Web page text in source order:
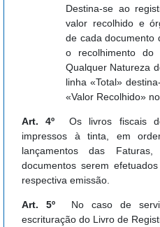
Destina-se ao
valor recolhido e
de cada documento
o recolhimento do
Qualquer Natureza
linha «Total»
«Valor Recolhido»
Art. 4º Os livros fiscais
impressos à tinta, em
lançamentos das
documentos serem
respectiva emissão.
Art. 5º No caso de
escrituração do Livro de